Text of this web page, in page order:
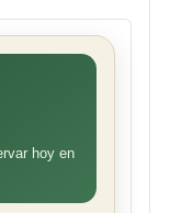
hoy en